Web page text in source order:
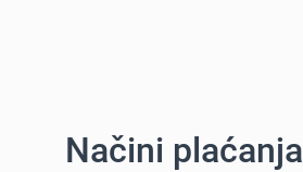
Načini plaćanja